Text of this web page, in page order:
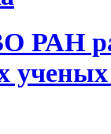
РАН